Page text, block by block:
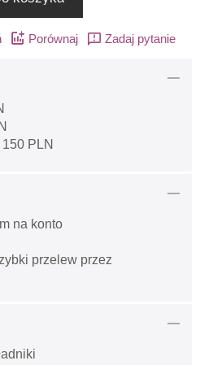
Porównaj Zadaj pytanie
PLN
na konto
przelew przez